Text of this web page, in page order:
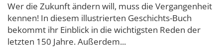
Wer die Zukunft ändern will, muss die Vergangenheit
kennen! In diesem illustrierten Geschichts-Buch
bekommt ihr Einblick in die wichtigsten Reden der
letzten 150 Jahre. Außerdem...